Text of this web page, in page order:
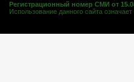
Регистрационный номер СМИ от
Использование данного сайта